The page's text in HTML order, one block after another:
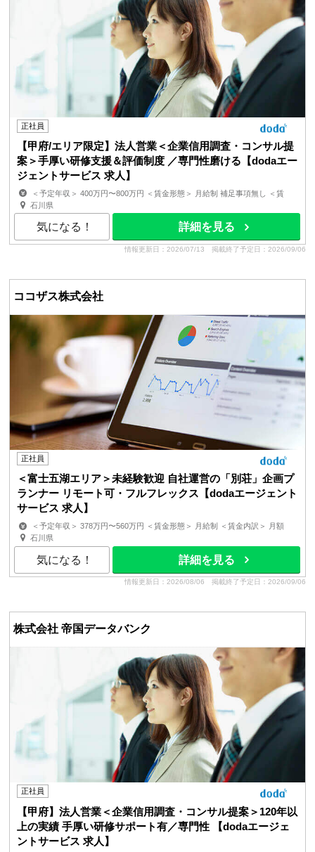
正社員
【甲府/エリア限定】法人営業＜企業信用調査・コンサル提
案＞手厚い研修支援＆評価制度 ／専門性磨ける【dodaエー
ジェントサービス 求人】
＜予定年収＞ 400万円〜800万円 ＜賃金形態＞ 月給制 補足事項無し ＜賃
金内訳＞ 月額（基本給）：278,800円〜346,200円 ...
石川県
気になる！ 詳細を見る
情報更新日：2026/07/13 掲載終了予定日：2026/09/06
ココザス株式会社
正社員
＜富士五湖エリア＞未経験歓迎 自社運営の「別荘」企画プ
ランナー リモート可・フルフレックス【dodaエージェント
サービス 求人】
＜予定年収＞ 378万円〜560万円 ＜賃金形態＞ 月給制 ＜賃金内訳＞ 月額
（基本給）：200,824円〜297,518円 固定残業手当/...
石川県
気になる！ 詳細を見る
情報更新日：2026/08/06 掲載終了予定日：2026/09/06
株式会社 帝国データバンク
正社員
【甲府】法人営業＜企業信用調査・コンサル提案＞120年以
上の実績 手厚い研修サポート有／専門性 【dodaエージェ
ントサービス 求人】